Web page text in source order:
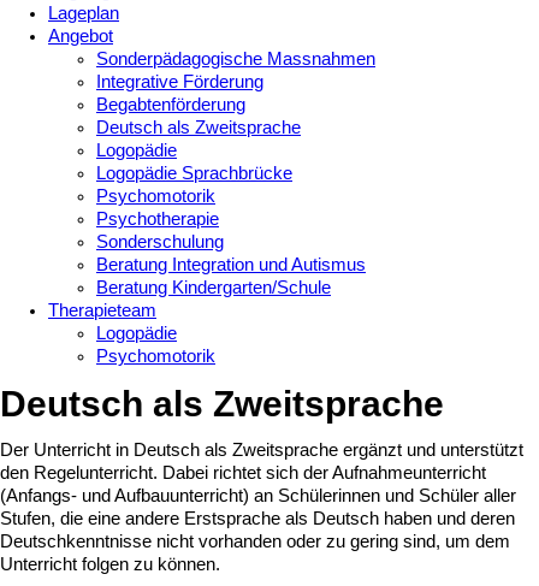
Lageplan
Angebot
Sonderpädagogische Massnahmen
Integrative Förderung
Begabtenförderung
Deutsch als Zweitsprache
Logopädie
Logopädie Sprachbrücke
Psychomotorik
Psychotherapie
Sonderschulung
Beratung Integration und Autismus
Beratung Kindergarten/Schule
Therapieteam
Logopädie
Psychomotorik
Deutsch als Zweitsprache
Der Unterricht in Deutsch als Zweitsprache ergänzt und unterstützt
den Regelunterricht. Dabei richtet sich der Aufnahmeunterricht
(Anfangs- und Aufbauunterricht) an Schülerinnen und Schüler aller
Stufen, die eine andere Erstsprache als Deutsch haben und deren
Deutschkenntnisse nicht vorhanden oder zu gering sind, um dem
Unterricht folgen zu können.